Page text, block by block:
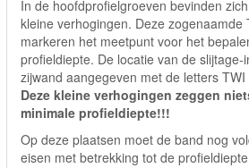
In de hoofdprofielgroeven bevinden
kleine verhogingen. Deze zogenaamde
markeren het meetpunt voor het
profieldiepte. De locatie van de slijtage-
zijwand aangegeven met de letters
Deze kleine verhogingen zeggen
minimale profieldiepte!!!
Op deze plaatsen moet de band nog
eisen met betrekking tot de